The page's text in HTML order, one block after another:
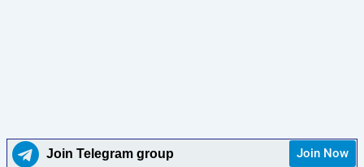
Join Telegram group Join Now